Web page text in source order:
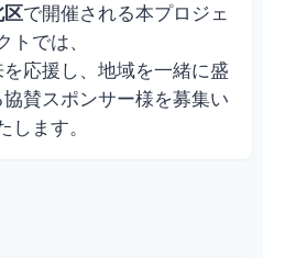
区で開催される本プロジェ
トでは、
応援し、地域を一緒に盛
賛スポンサー様を募集い
します。